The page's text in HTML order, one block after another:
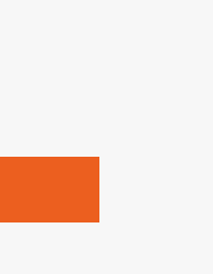
合、変更後のサービスを含
います。
「Biz/Zine」「HRzine」